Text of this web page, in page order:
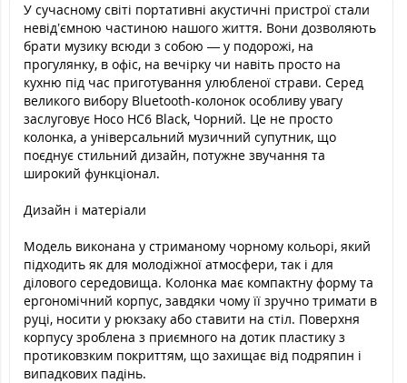
У сучасному світі портативні акустичні пристрої стали
невід’ємною частиною нашого життя. Вони дозволяють
брати музику всюди з собою — у подорожі, на
прогулянку, в офіс, на вечірку чи навіть просто на
кухню під час приготування улюбленої страви. Серед
великого вибору Bluetooth-колонок особливу увагу
заслуговує Hoco HC6 Black, Чорний. Це не просто
колонка, а універсальний музичний супутник, що
поєднує стильний дизайн, потужне звучання та
широкий функціонал.
Дизайн і матеріали
Модель виконана у стриманому чорному кольорі, який
підходить як для молодіжної атмосфери, так і для
ділового середовища. Колонка має компактну форму та
ергономічний корпус, завдяки чому її зручно тримати в
руці, носити у рюкзаку або ставити на стіл. Поверхня
корпусу зроблена з приємного на дотик пластику з
протиковзким покриттям, що захищає від подряпин і
випадкових падінь.